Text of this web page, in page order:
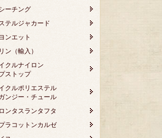
ーチング
テルジャカード
ンエット
ン（輸入）
クルナイロン
ストップ
クルポリエステル
ンジー・チュール
ンタスランタフタ
ラコットンカルゼ